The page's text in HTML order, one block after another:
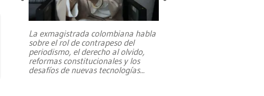
La exmagistrada colombiana habla
sobre el rol de contrapeso del
periodismo, el derecho al olvido,
reformas constitucionales y los
desafíos de nuevas tecnologías...